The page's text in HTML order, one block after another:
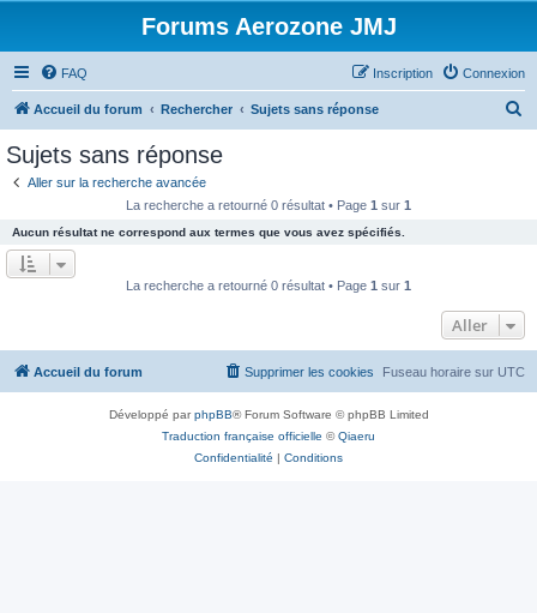
Forums Aerozone JMJ
FAQ Connexion
Inscription
Accueil du forum Rechercher Sujets sans réponse
e
Sujets sans réponse
Aller sur la recherche avancée
La recherche a retourné 0 résultat • Page 1 sur 1
Aucun résultat ne correspond aux termes que vous avez spécifiés.
La recherche a retourné 0 résultat • Page 1 sur 1
Aller
Accueil du forum Fuseau horaire sur UTC
Supprimer les cookies
Développé parphpBB® Forum Software © phpBB Limited
Traduction française officielle ©Qiaeru
Confidentialité | Conditions